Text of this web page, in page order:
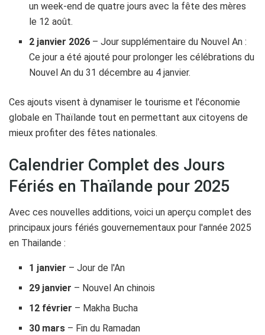
un week-end de quatre jours avec la fête des mères
le 12 août.
2 janvier 2026 – Jour supplémentaire du Nouvel An :
Ce jour a été ajouté pour prolonger les célébrations du
Nouvel An du 31 décembre au 4 janvier.
Ces ajouts visent à dynamiser le tourisme et l'économie
globale en Thaïlande tout en permettant aux citoyens de
mieux profiter des fêtes nationales.
Calendrier Complet des Jours
Fériés en Thaïlande pour 2025
Avec ces nouvelles additions, voici un aperçu complet des
principaux jours fériés gouvernementaux pour l'année 2025
en Thailande :
1 janvier – Jour de l'An
29 janvier – Nouvel An chinois
12 février – Makha Bucha
30 mars – Fin du Ramadan